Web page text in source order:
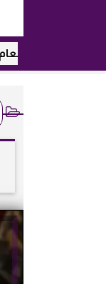
الأمين العام